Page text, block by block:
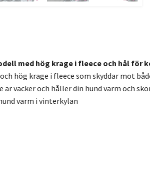
med hög krage i fleece och hål för
hög krage i fleece som skyddar mot
vacker och håller din hund varm och
varm i vinterkylan